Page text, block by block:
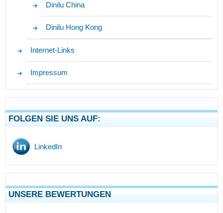
Dinilu China
Dinilu Hong Kong
Internet-Links
Impressum
FOLGEN SIE UNS AUF:
LinkedIn
UNSERE BEWERTUNGEN